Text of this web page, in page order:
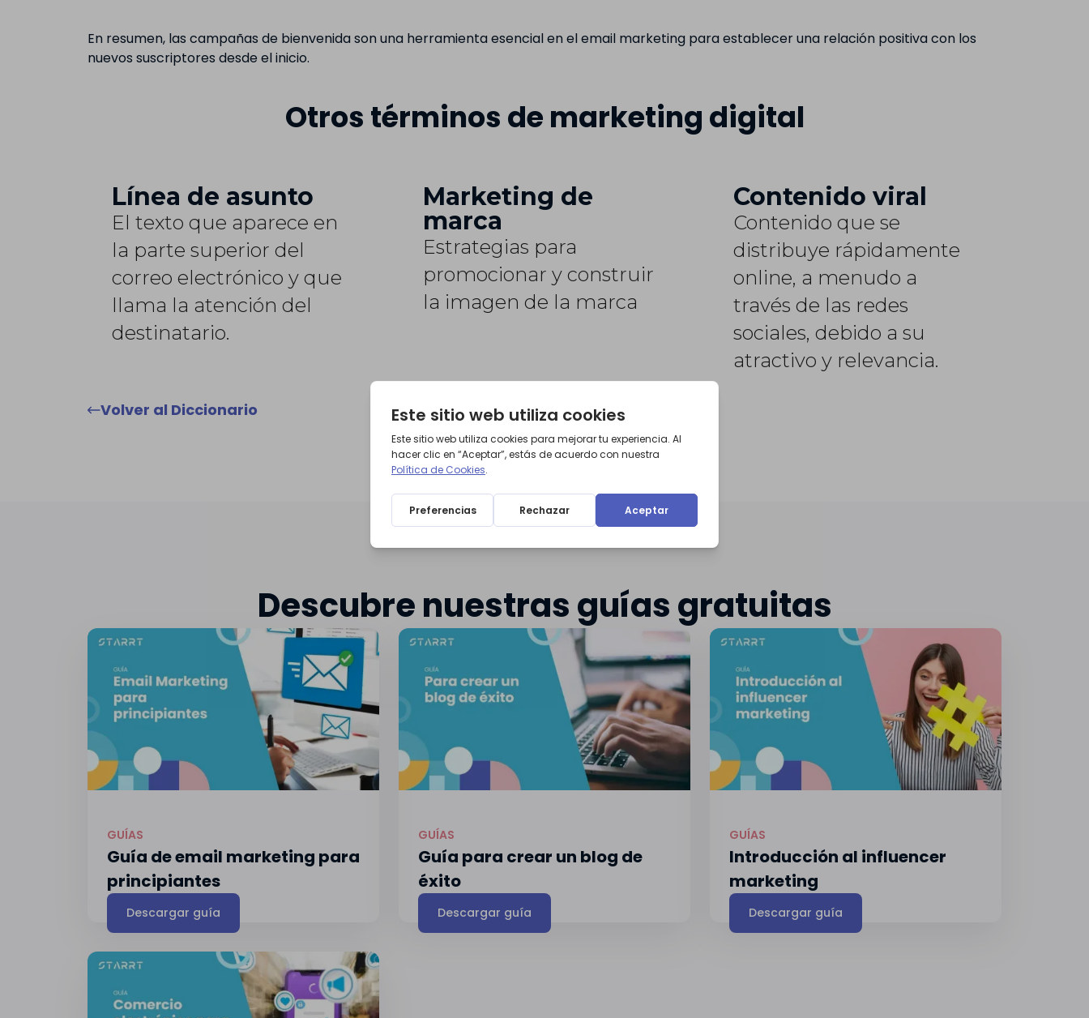
En resumen, las campañas de bienvenida son una herramienta esencial en el email marketing para establecer una relación positiva con los
nuevos suscriptores desde el inicio.
Otros términos de marketing digital
Línea de asunto
El texto que aparece en
la parte superior del
correo electrónico y que
llama la atención del
destinatario.
Marketing de
marca
Estrategias para
promocionar y construir
la imagen de la marca
Contenido viral
Contenido que se
distribuye rápidamente
online, a menudo a
través de las redes
sociales, debido a su
atractivo y relevancia.
Volver al Diccionario
Descubre nuestras guías gratuitas
GUÍAS
Guía de email marketing para
principiantes
Descargar guía
GUÍAS
Guía para crear un blog de
éxito
Descargar guía
GUÍAS
Introducción al influencer
marketing
Descargar guía